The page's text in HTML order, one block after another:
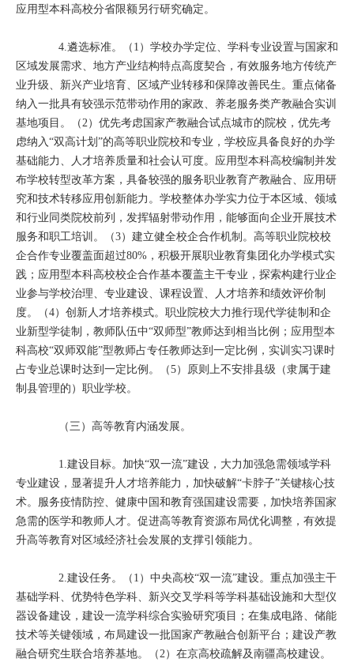
应用型本科高校分省限额另行研究确定。
4.遴选标准。（1）学校办学定位、学科专业设置与国家和
区域发展需求、地方产业结构特点高度契合，有效服务地方传统产
业升级、新兴产业培育、区域产业转移和保障改善民生。重点储备
纳入一批具有较强示范带动作用的家政、养老服务类产教融合实训
基地项目。（2）优先考虑国家产教融合试点城市的院校，优先考
虑纳入“双高计划”的高等职业院校和专业，学校应具备良好的办学
基础能力、人才培养质量和社会认可度。应用型本科高校编制并发
布学校转型改革方案，具备较强的服务职业教育产教融合、应用研
究和技术转移应用创新能力。学校整体办学实力位于本区域、领域
和行业同类院校前列，发挥辐射带动作用，能够面向企业开展技术
服务和职工培训。（3）建立健全校企合作机制。高等职业院校校
企合作专业覆盖面超过80%，积极开展职业教育集团化办学模式实
践；应用型本科高校校企合作基本覆盖主干专业，探索构建行业企
业参与学校治理、专业建设、课程设置、人才培养和绩效评价制
度。（4）创新人才培养模式。职业院校大力推行现代学徒制和企
业新型学徒制，教师队伍中“双师型”教师达到相当比例；应用型本
科高校“双师双能”型教师占专任教师达到一定比例，实训实习课时
占专业总课时达到一定比例。（5）原则上不安排县级（隶属于建
制县管理的）职业学校。
（三）高等教育内涵发展。
1.建设目标。加快“双一流”建设，大力加强急需领域学科
专业建设，显著提升人才培养能力，加快破解“卡脖子”关键核心技
术。服务疫情防控、健康中国和教育强国建设需要，加快培养国家
急需的医学和教师人才。促进高等教育资源布局优化调整，有效提
升高等教育对区域经济社会发展的支撑引领能力。
2.建设任务。（1）中央高校“双一流”建设。重点加强主干
基础学科、优势特色学科、新兴交叉学科等学科基础设施和大型仪
器设备建设，建设一流学科综合实验研究项目；在集成电路、储能
技术等关键领域，布局建设一批国家产教融合创新平台；建设产教
融合研究生联合培养基地。（2）在京高校疏解及南疆高校建设。